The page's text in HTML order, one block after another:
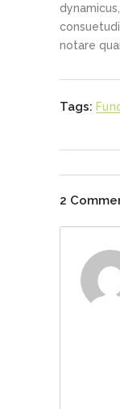
notare
Tags:
2